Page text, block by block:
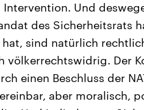
Und
des Sicherheitsrats
sind natürlich
völkerrechtswidrig. Der
einen Beschluss der
aber moralisch,